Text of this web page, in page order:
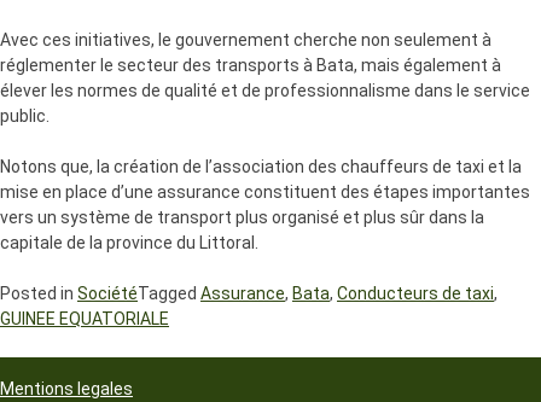
Avec ces initiatives, le gouvernement cherche non seulement à
réglementer le secteur des transports à Bata, mais également à
élever les normes de qualité et de professionnalisme dans le service
public.
Notons que, la création de l’association des chauffeurs de taxi et la
mise en place d’une assurance constituent des étapes importantes
vers un système de transport plus organisé et plus sûr dans la
capitale de la province du Littoral.
Posted in SociétéTagged Assurance, Bata, Conducteurs de taxi,
GUINEE EQUATORIALE
Mentions legales